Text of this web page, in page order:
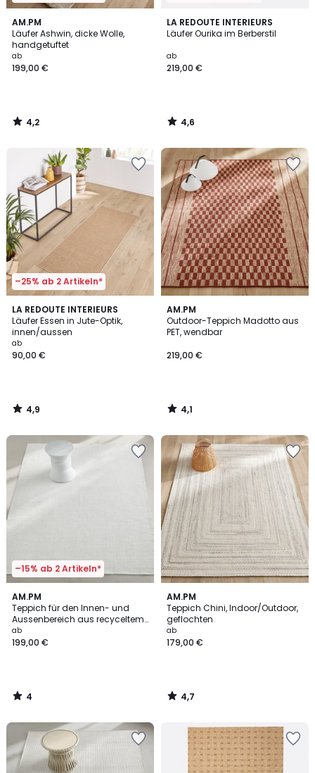
AM.PM
Läufer Ashwin, dicke Wolle,
handgetuftet
ab
199,00 €
4,2
/ 5
4,2
/
LA REDOUTE INTERIEURS
Läufer Ourika im Berberstil
ab
219,00 €
4,6
/ 5
4,6
/
–25% ab 2 Artikeln*
LA REDOUTE INTERIEURS
Läufer Essen in Jute-Optik,
innen/aussen
ab
90,00 €
4,9
/ 5
4,9
/
AM.PM
Outdoor-Teppich Madotto aus
PET, wendbar
219,00 €
4,1
/ 5
4,1
/
–15% ab 2 Artikeln*
AM.PM
Teppich für den Innen- und
Aussenbereich aus recyceltem
Polyester, NOURO
ab
199,00 €
4
/
5
4
/
AM.PM
Teppich Chini, Indoor/Outdoor,
geflochten
ab
179,00 €
4,7
/ 5
4,7
/